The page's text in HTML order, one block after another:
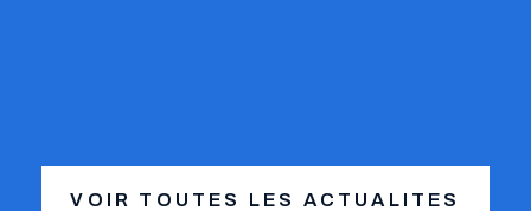
VOIR TOUTES LES ACTUALITES